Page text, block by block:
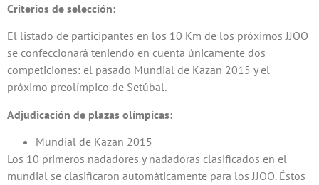
Criterios de selección:
El listado de participantes en los 10 Km de los próximos JJOO
se confeccionará teniendo en cuenta únicamente dos
competiciones: el pasado Mundial de Kazan 2015 y el
próximo preolímpico de Setúbal.
Adjudicación de plazas olímpicas:
Mundial de Kazan 2015
Los 10 primeros nadadores y nadadoras clasificados en el
mundial se clasificaron automáticamente para los JJOO. Éstos